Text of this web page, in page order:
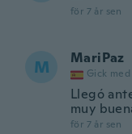
för 7 år sen
M MariPaz
Gick med
Llegó
muy
för 7 år sen